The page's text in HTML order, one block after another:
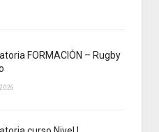
FORMACIÓN – Rugby